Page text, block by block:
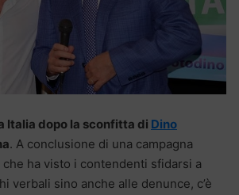
Italia dopo la sconfitta di Dino
. A conclusione di una campagna
ha visto i contendenti sfidarsi a
verbali sino anche alle denunce, c’è